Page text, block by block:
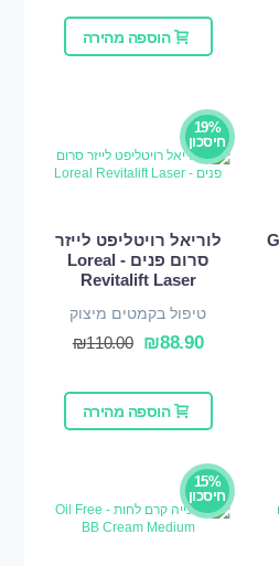
הוספה מהירה
19%
חיסכון
לוריאל רויטליפט לייזר
סרום פנים - Loreal
Revitalift Laser
טיפול בקמטים מיצוק
וחידוש העור
₪88.90
₪110.00
הוספה מהירה
15%
חיסכון